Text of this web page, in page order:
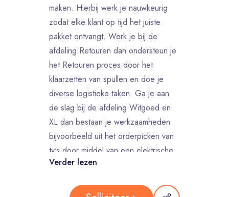
maken. Hierbij werk je nauwkeurig
zodat elke klant op tijd het juiste
pakket ontvangt. Werk je bij de
afdeling Retouren dan ondersteun je
het Retouren proces door het
klaarzetten van spullen en doe je
diverse logistieke taken. Ga je aan
de slag bij de afdeling Witgoed en
XL dan bestaan je werkzaamheden
bijvoorbeeld uit het orderpicken van
tv's door middel van een elektrische
pallettruck.
medewerkers maak je iedere dag
Verder lezen